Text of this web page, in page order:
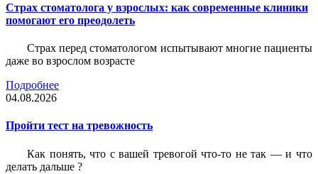
Страх стоматолога у взрослых: как современные клиники
помогают его преодолеть
Страх перед стоматологом испытывают многие пациенты
даже во взрослом возрасте
Подробнее
04.08.2026
Пройти тест на тревожность
Как понять, что с вашей тревогой что-то не так — и что
делать дальше ?